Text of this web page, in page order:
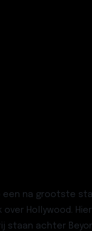
een na grootste
Hollywood.
staan achter